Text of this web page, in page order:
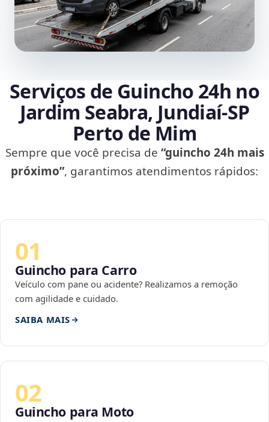
Serviços de Guincho 24h no
Jardim Seabra, Jundiaí‑SP
Perto de Mim
Sempre que você precisa de “guincho 24h mais
próximo”, garantimos atendimentos rápidos:
01
Guincho para Carro
Veículo com pane ou acidente? Realizamos a remoção
com agilidade e cuidado.
SAIBA MAIS
02
Guincho para Moto